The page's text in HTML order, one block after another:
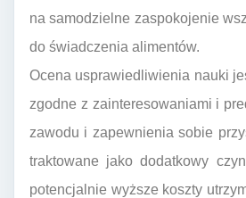
na samodzielne zaspokojenie
do świadczenia alimentów.
Ocena usprawiedliwienia nauki
zgodne z zainteresowaniami i
zawodu i zapewnienia sobie
traktowane jako dodatkowy
potencjalnie wyższe koszty